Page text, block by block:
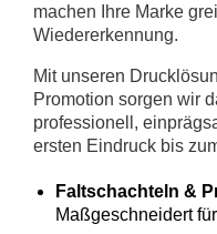
machen Ihre Marke
Wiedererkennung.
Mit unseren
Promotion sorgen wir
professionell,
ersten Eindruck bis
Faltschachteln &
Maßgeschneidert